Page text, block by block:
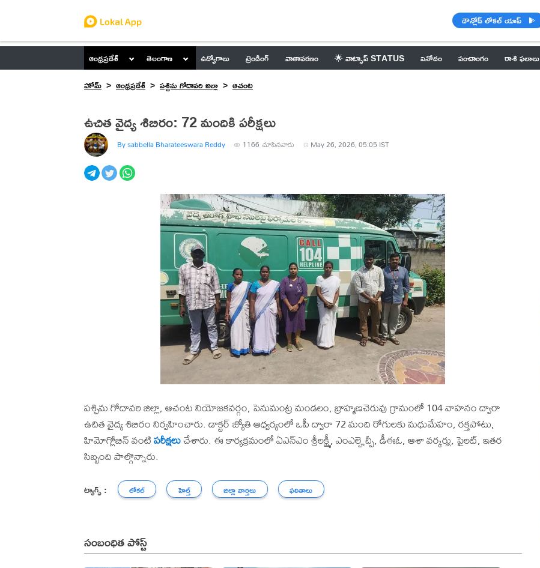
డౌన్లోడ్ లోకల్ యాప్
ఆంధ్రప్రదేశ్ తెలంగాణ ఉద్యోగాలు ట్రెండింగ్ వాతావరణం 🌟 వాట్సాప్ STATUS వినోదం పంచాంగం రాశి ఫలాలు
హోమ్
ఆంధ్రప్రదేశ్ పశ్చిమ గోదావరి జిల్లా ఆచంట
ఉచిత వైద్య శిబిరం: 72 మందికి పరీక్షలు
By sabbella Bharateeswara Reddy 1166 చూసినవారు May 26, 2026, 05:05 IST
పశ్చిమ గోదావరి జిల్లా, ఆచంట నియోజకవర్గం, పెనుమంట్ర మండలం, బ్రాహ్మణచెరువు గ్రామంలో 104 వాహనం ద్వారా
ఉచిత వైద్య శిబిరం నిర్వహించారు. డాక్టర్ జ్యోతి ఆధ్వర్యంలో ఒపీ ద్వారా 72 మంది రోగులకు మధుమేహం, రక్తపోటు,
హిమోగ్లోబిన్ వంటిపరీక్షలుచేశారు. ఈ కార్యక్రమంలో ఏఎన్ఎం శ్రీలక్ష్మీ, ఎంఎల్హెచ్పీ, డీఈఓ, ఆశా వర్కర్లు, పైలట్, ఇతర
సిబ్బంది పాల్గొన్నారు.
ట్యాగ్స్ : లోకల్ హెల్త్ జిల్లా వార్తలు ఫలితాలు
సంబంధిత పోస్ట్